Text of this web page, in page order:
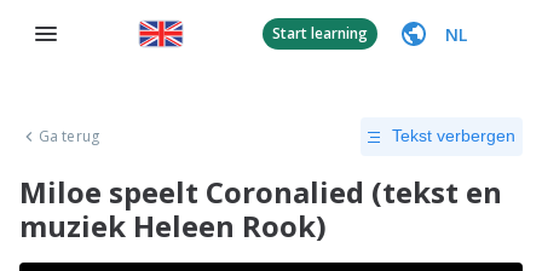
Start learning NL
Ga terug Tekst verbergen
Miloe speelt Coronalied (tekst en
muziek Heleen Rook)